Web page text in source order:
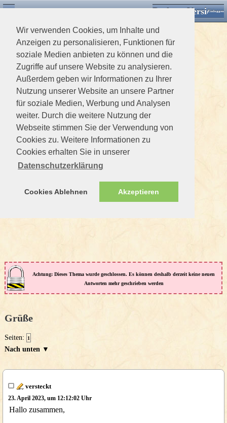
Wir verwenden Cookies, um Inhalte und
Anzeigen zu personalisieren, Funktionen für
soziale Medien anbieten zu können und die
Zugriffe auf unsere Website zu analysieren.
Außerdem geben wir Informationen zu Ihrer
Nutzung unserer Website an unsere Partner
für soziale Medien, Werbung und Analysen
weiter. Durch die weitere Nutzung der
Webseite stimmen Sie der Verwendung von
Cookies zu. Weitere Informationen zu
Cookies erhalten Sie in unserer
Datenschutzerklärung
Cookies Ablehnen Akzeptieren
Desktop VersionEinloggen
Achtung: Dieses Thema wurde geschlossen. Es können deshalb derzeit keine neuen
Antworten mehr geschrieben werden
Grüße
Seiten: 1
Nach unten ▼
versteckt
23. April 2023, um 12:12:02 Uhr
Hallo zusammen,